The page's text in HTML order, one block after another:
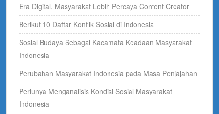
Era Digital, Masyarakat Lebih Percaya Content Creator
Berikut 10 Daftar Konflik Sosial di Indonesia
Sosial Budaya Sebagai Kacamata Keadaan Masyarakat
Indonesia
Perubahan Masyarakat Indonesia pada Masa Penjajahan
Perlunya Menganalisis Kondisi Sosial Masyarakat
Indonesia